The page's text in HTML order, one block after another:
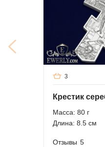
3
Масса: 80 г
Длина: 8.5 см
Отзывы 5